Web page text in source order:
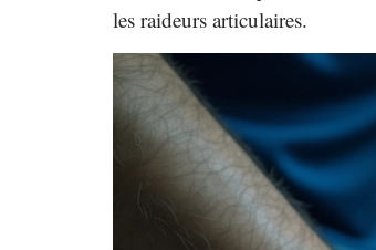
les raideurs articulaires.